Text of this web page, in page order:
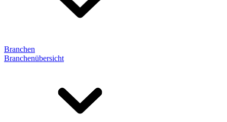
Branchen
Branchenübersicht